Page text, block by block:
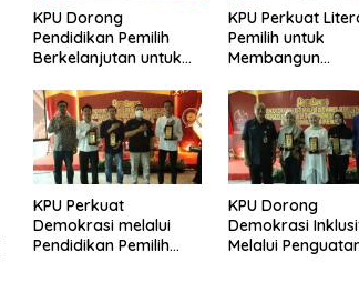
KPU Dorong
Pendidikan Pemilih
Berkelanjutan untuk
Demokrasi
KPU Perkuat
Pemilih untuk
Membangun
Berkualitas
KPU Perkuat
Demokrasi melalui
Pendidikan Pemilih
KPU Dorong
Demokrasi
Melalui